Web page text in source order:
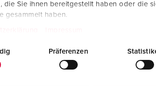
die Sie ihnen bereitgestellt haben oder die
gesammelt haben.
Präferenzen
IP67